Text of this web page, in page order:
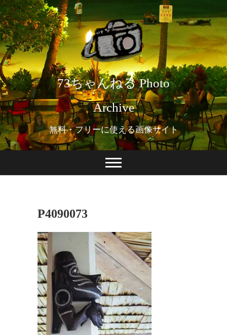
73ちゃんねる Photo
Archive
無料・フリーに使える画像サイト
P4090073